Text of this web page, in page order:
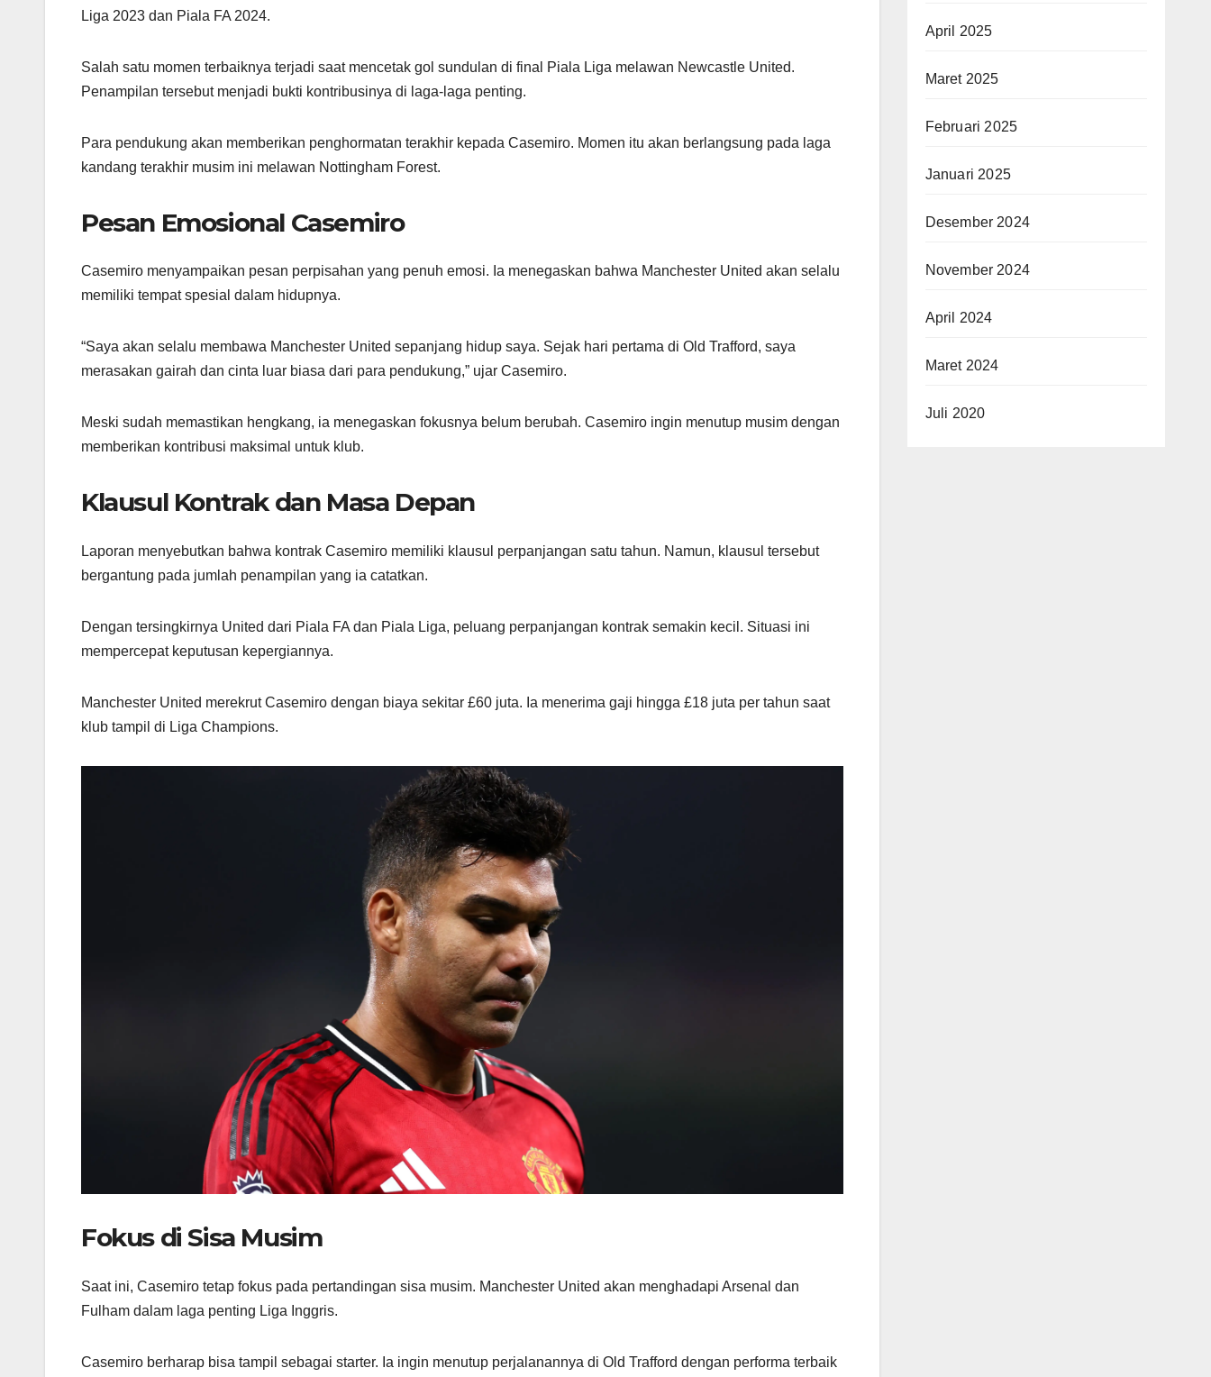
Liga 2023 dan Piala FA 2024.
Salah satu momen terbaiknya terjadi saat mencetak gol sundulan di final Piala Liga melawan Newcastle United.
Penampilan tersebut menjadi bukti kontribusinya di laga-laga penting.
Para pendukung akan memberikan penghormatan terakhir kepada Casemiro. Momen itu akan berlangsung pada laga
kandang terakhir musim ini melawan Nottingham Forest.
Pesan Emosional Casemiro
Casemiro menyampaikan pesan perpisahan yang penuh emosi. Ia menegaskan bahwa Manchester United akan selalu
memiliki tempat spesial dalam hidupnya.
“Saya akan selalu membawa Manchester United sepanjang hidup saya. Sejak hari pertama di Old Trafford, saya
merasakan gairah dan cinta luar biasa dari para pendukung,” ujar Casemiro.
Meski sudah memastikan hengkang, ia menegaskan fokusnya belum berubah. Casemiro ingin menutup musim dengan
memberikan kontribusi maksimal untuk klub.
Klausul Kontrak dan Masa Depan
Laporan menyebutkan bahwa kontrak Casemiro memiliki klausul perpanjangan satu tahun. Namun, klausul tersebut
bergantung pada jumlah penampilan yang ia catatkan.
Dengan tersingkirnya United dari Piala FA dan Piala Liga, peluang perpanjangan kontrak semakin kecil. Situasi ini
mempercepat keputusan kepergiannya.
Manchester United merekrut Casemiro dengan biaya sekitar £60 juta. Ia menerima gaji hingga £18 juta per tahun saat
klub tampil di Liga Champions.
Fokus di Sisa Musim
Saat ini, Casemiro tetap fokus pada pertandingan sisa musim. Manchester United akan menghadapi Arsenal dan
Fulham dalam laga penting Liga Inggris.
Casemiro berharap bisa tampil sebagai starter. Ia ingin menutup perjalanannya di Old Trafford dengan performa terbaik
April 2025
Maret 2025
Februari 2025
Januari 2025
Desember 2024
November 2024
April 2024
Maret 2024
Juli 2020